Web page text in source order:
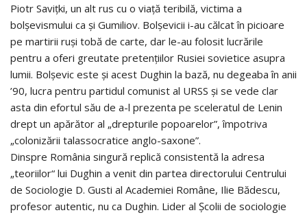
Piotr Savițki, un alt rus cu o viaţă teribilă, victima a
bolşevismului ca şi Gumiliov. Bolşevicii i-au călcat în picioare
pe martirii ruşi tobă de carte, dar le-au folosit lucrările
pentru a oferi greutate pretenţiilor Rusiei sovietice asupra
lumii. Bolşevic este şi acest Dughin la bază, nu degeaba în anii
’90, lucra pentru partidul comunist al URSS şi se vede clar
asta din efortul său de a-l prezenta pe sceleratul de Lenin
drept un apărător al „drepturile popoarelor”, împotriva
„colo­nizării talassocratice anglo-saxone”.
Dinspre România singură replică consistentă la adresa
„teoriilor“ lui Dughin a venit din partea directorului Centrului
de Sociologie D. Gusti al Academiei Române, Ilie Bădescu,
profesor autentic, nu ca Dughin. Lider al Școlii de sociologie